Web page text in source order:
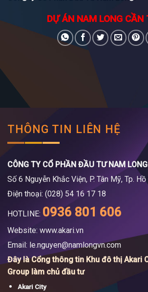
DỰ ÁN NAM LONG CẦN
THÔNG TIN LIÊN HỆ
CÔNG TY CỔ PHẦN ĐẦU TƯ NAM LONG
Số 6 Nguyễn Khắc Viện, P. Tân Mỹ, Tp.
Điện thoại: (028) 54 16 17 18
HOTLINE: 0936 801 606
Website: www.akari.vn
Email: le.nguyen@namlongvn.com
Đây là Cổng thông tin Khu đô thị Akari
Group làm chủ đầu tư
Akari City